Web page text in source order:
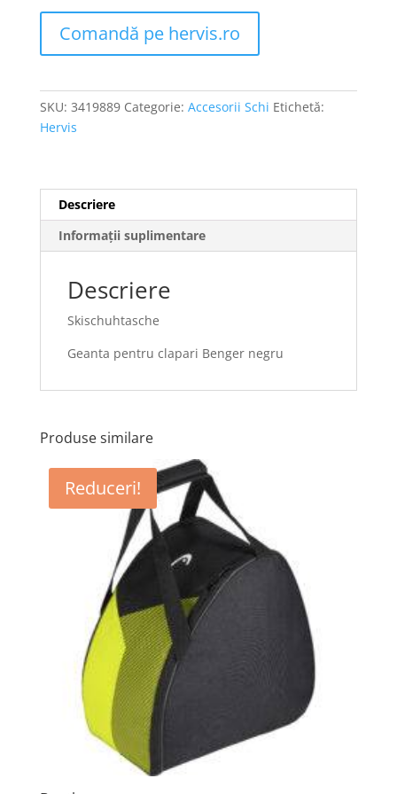
Comandă pe hervis.ro
SKU: 3419889 Categorie: Accesorii Schi Etichetă:
Hervis
Descriere
Informații suplimentare
Descriere
Skischuhtasche
Geanta pentru clapari Benger negru
Produse similare
Reduceri!